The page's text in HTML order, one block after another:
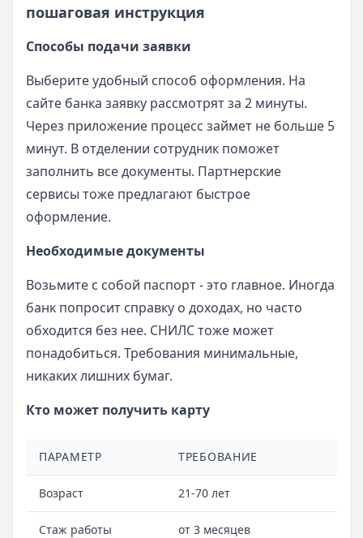
пошаговая инструкция
Способы подачи заявки
Выберите удобный способ оформления. На
сайте банка заявку рассмотрят за 2 минуты.
Через приложение процесс займет не больше 5
минут. В отделении сотрудник поможет
заполнить все документы. Партнерские
сервисы тоже предлагают быстрое
оформление.
Необходимые документы
Возьмите с собой паспорт - это главное. Иногда
банк попросит справку о доходах, но часто
обходится без нее. СНИЛС тоже может
понадобиться. Требования минимальные,
никаких лишних бумаг.
Кто может получить карту
ПАРАМЕТР ТРЕБОВАНИЕ
Возраст 21-70 лет
Стаж работы от 3 месяцев